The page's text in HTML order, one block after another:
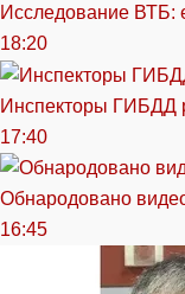
Исследование ВТБ:
18:20
Инспекторы ГИБДД
17:40
Обнародовано
16:45